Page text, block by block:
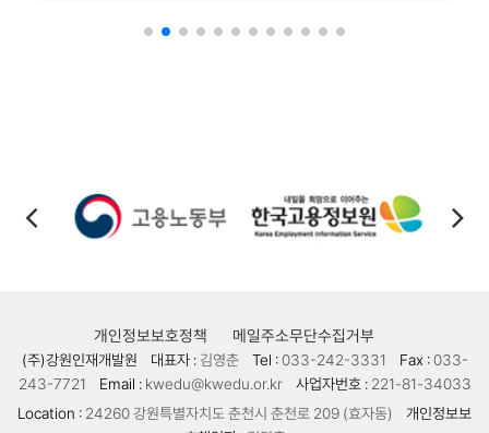
개인정보보호정책 메일주소무단수집거부
(주)강원인재개발원 대표자 : 김영춘 Tel : 033-242-3331 Fax : 033-
243-7721
Email : kwedu@kwedu.or.kr 사업자번호 : 221-81-34033
Location : 24260 강원특별자치도 춘천시 춘천로 209 (효자동)
개인정보보